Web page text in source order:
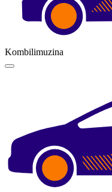
Kombilimuzina